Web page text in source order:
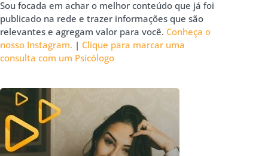
Sou focada em achar o melhor conteúdo que já foi
publicado na rede e trazer informações que são
relevantes e agregam valor para você. Conheça o
nosso Instagram. | Clique para marcar uma
consulta com um Psicólogo